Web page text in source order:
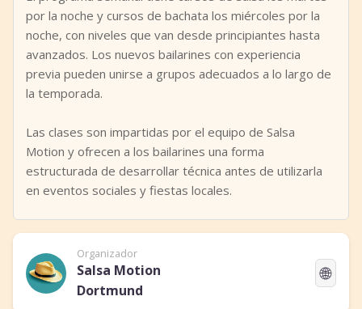
por la noche y cursos de bachata los miércoles por la
noche, con niveles que van desde principiantes hasta
avanzados. Los nuevos bailarines con experiencia
previa pueden unirse a grupos adecuados a lo largo de
la temporada.
Las clases son impartidas por el equipo de Salsa
Motion y ofrecen a los bailarines una forma
estructurada de desarrollar técnica antes de utilizarla
en eventos sociales y fiestas locales.
Organizador
Salsa Motion
Dortmund
🌐